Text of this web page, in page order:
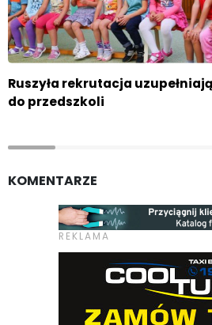
Ruszyła rekrutacja
do przedszkoli
KOMENTARZE